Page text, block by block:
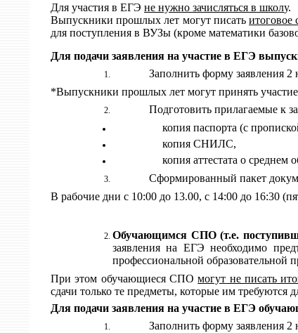
Для участия в ЕГЭ не нужно зачисляться в школу.
Выпускники прошлых лет могут писать
для поступления в ВУЗы (кроме математики
Для подачи заявления на участие в ЕГЭ
Заполнить форму заявления
*Выпускники прошлых лет могут принять
Подготовить прилагаемые к
копия паспорта (с
копия СНИЛС,
копия аттестата о
Сформированный пакет
В рабочие дни с 10:00 до 13.00, с 14:00 до 16:30
Обучающимся СПО (т.е.
заявления на ЕГЭ необходимо
профессиональной образовательной
При этом обучающиеся СПОмогут не писать
сдачи только те предметы, которые им требуются
Для подачи заявления на участие в ЕГЭ
Заполнить форму заявления 2